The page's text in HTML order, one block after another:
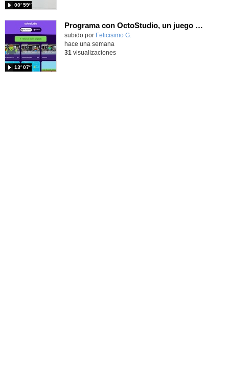
00′ 59″
Programa con OctoStudio, un juego de disparos contra Zombies con un cargador basado en el House of the dead
Contenido educativo.
subido por Felicisimo G.
13′ 07″
hace una semana
31 visualizaciones